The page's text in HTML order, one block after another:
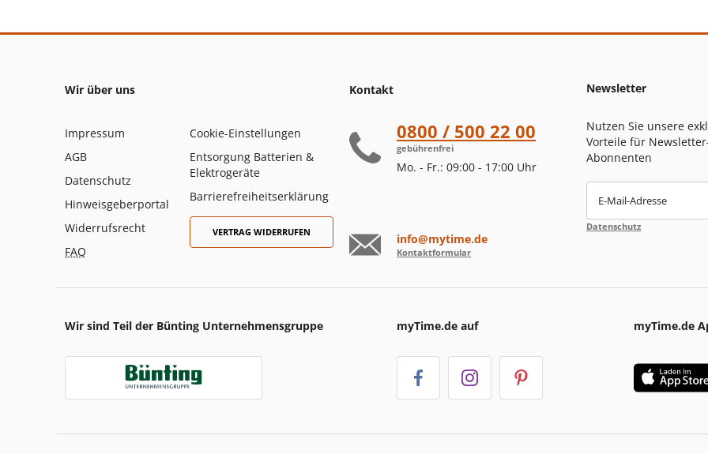
Wir über uns
Impressum
AGB
Datenschutz
Hinweisgeberportal
Widerrufsrecht
FAQ
Cookie-Einstellungen
Entsorgung Batterien &
Elektrogeräte
Barrierefreiheitserklärung
VERTRAG WIDERRUFEN
Kontakt
0800 / 500 22 00
gebührenfrei
Mo. - Fr.: 09:00 - 17:00 Uhr
info@mytime.de
Kontaktformular
Newsletter
Nutzen Sie unsere
Vorteile für
Abonnenten
E-Mail-Adresse
Datenschutz
Wir sind Teil der Bünting Unternehmensgruppe myTime.de auf myTime.de